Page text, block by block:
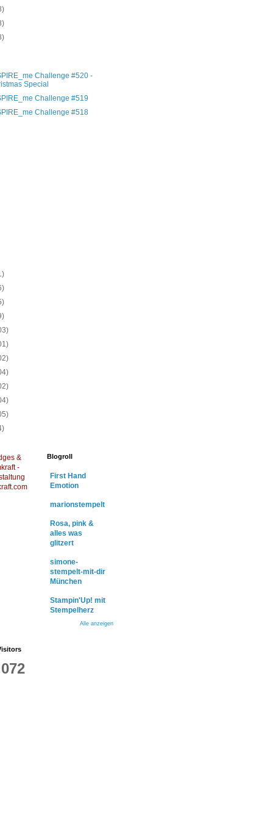
Challenge #520 -
Special
Challenge #519
Challenge #518
&
-
Blogroll
First Hand
Emotion
marionstempelt
Rosa, pink &
alles was
glitzert
simone-
stempelt-mit-dir
München
Stampin'Up! mit
Stempelherz
Alle anzeigen